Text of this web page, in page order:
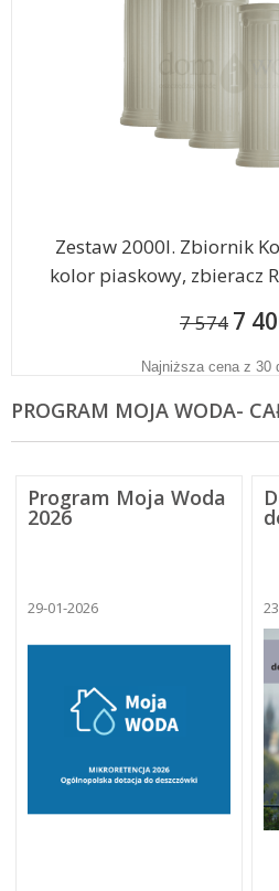
Zestaw 2000l. Zbiornik
kolor piaskowy, zbieracz
7 574 7
Najniższa cena z 30
PROGRAM MOJA WODA-
Program Moja Woda
2026
29-01-2026